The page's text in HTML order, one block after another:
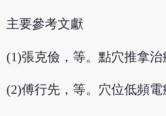
主要參考文獻
(1)張克儉，等。點穴推拿治
(2)傅行先，等。穴位低頻電